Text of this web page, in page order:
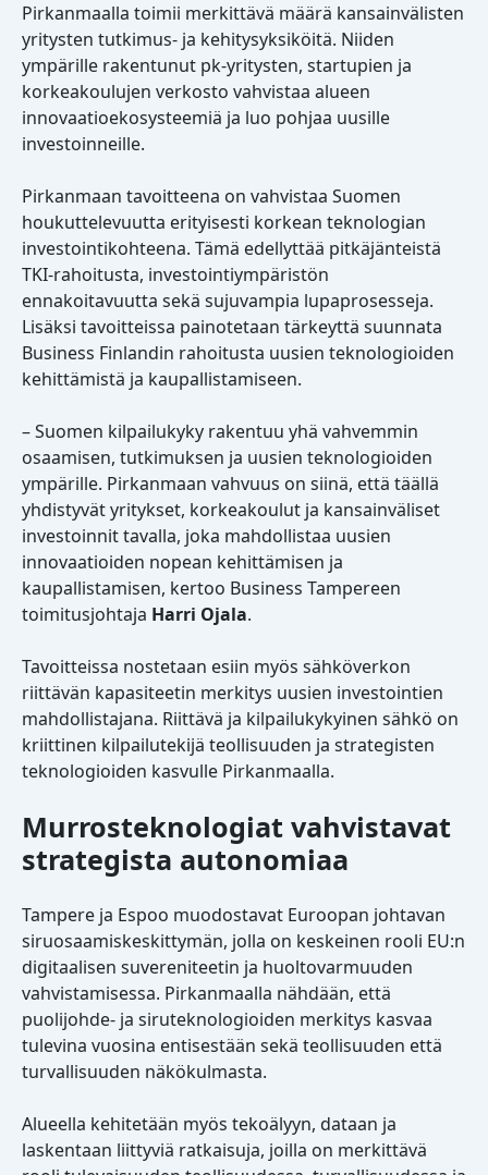
Pirkanmaalla toimii merkittävä määrä kansainvälisten
yritysten tutkimus- ja kehitysyksiköitä. Niiden
ympärille rakentunut pk-yritysten, startupien ja
korkeakoulujen verkosto vahvistaa alueen
innovaatioekosysteemiä ja luo pohjaa uusille
investoinneille.
Pirkanmaan tavoitteena on vahvistaa Suomen
houkuttelevuutta erityisesti korkean teknologian
investointikohteena. Tämä edellyttää pitkäjänteistä
TKI-rahoitusta, investointiympäristön
ennakoitavuutta sekä sujuvampia lupaprosesseja.
Lisäksi tavoitteissa painotetaan tärkeyttä suunnata
Business Finlandin rahoitusta uusien teknologioiden
kehittämistä ja kaupallistamiseen.
– Suomen kilpailukyky rakentuu yhä vahvemmin
osaamisen, tutkimuksen ja uusien teknologioiden
ympärille. Pirkanmaan vahvuus on siinä, että täällä
yhdistyvät yritykset, korkeakoulut ja kansainväliset
investoinnit tavalla, joka mahdollistaa uusien
innovaatioiden nopean kehittämisen ja
kaupallistamisen, kertoo Business Tampereen
toimitusjohtaja Harri Ojala.
Tavoitteissa nostetaan esiin myös sähköverkon
riittävän kapasiteetin merkitys uusien investointien
mahdollistajana. Riittävä ja kilpailukykyinen sähkö on
kriittinen kilpailutekijä teollisuuden ja strategisten
teknologioiden kasvulle Pirkanmaalla.
Murrosteknologiat vahvistavat
strategista autonomiaa
Tampere ja Espoo muodostavat Euroopan johtavan
siruosaamiskeskittymän, jolla on keskeinen rooli EU:n
digitaalisen suvereniteetin ja huoltovarmuuden
vahvistamisessa. Pirkanmaalla nähdään, että
puolijohde- ja siruteknologioiden merkitys kasvaa
tulevina vuosina entisestään sekä teollisuuden että
turvallisuuden näkökulmasta.
Alueella kehitetään myös tekoälyyn, dataan ja
laskentaan liittyviä ratkaisuja, joilla on merkittävä